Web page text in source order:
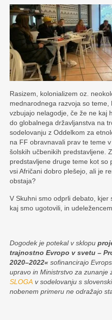
O ZAVODU
Cilji
Vizija, poslanstvo,
Zgodovina
INTERCAP
KULTURNA DEDIŠČINA
VSTOP NA TRG DELA
KONTAKT
Rasizem, kolonializem oz.
mednarodnega razvoja so
vzbujajo nelagodje, če že ne kaj
do globalnega državljanstva na
sodelovanju z Oddelkom za
na FF obravnavali prav te teme
šolskih učbenikih predstavljene.
predstavljene druge teme kot so
vsi Afričani dobro plešejo, ali je
obstaja?
V Skuhni smo odprli debato,
kaj smo ugotovili, in
Dogodek je potekal v sklopu
trajnostno Evropo v svetu –
2020–2022« sofinancirajo
upravo in Ministrstvo za zunanje
SLOGA v sodelovanju s
nobenem primeru ne odražajo